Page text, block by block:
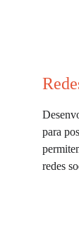
para
redes